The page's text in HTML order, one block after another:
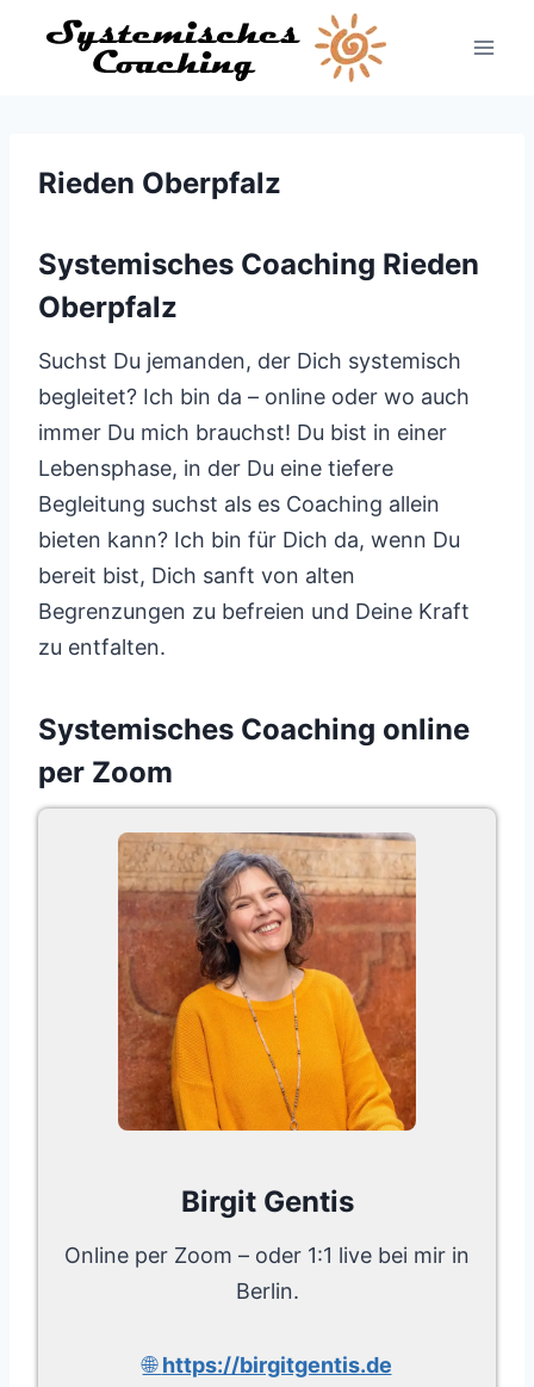
Inhalt
Rieden Oberpfalz
Systemisches Coaching Rieden
Oberpfalz
Suchst Du jemanden, der Dich systemisch
begleitet? Ich bin da – online oder wo auch
immer Du mich brauchst! Du bist in einer
Lebensphase, in der Du eine tiefere
Begleitung suchst als es Coaching allein
bieten kann? Ich bin für Dich da, wenn Du
bereit bist, Dich sanft von alten
Begrenzungen zu befreien und Deine Kraft
zu entfalten.
Systemisches Coaching online
per Zoom
Birgit Gentis
Online per Zoom – oder 1:1 live bei mir in
Berlin.
🌐https://birgitgentis.de